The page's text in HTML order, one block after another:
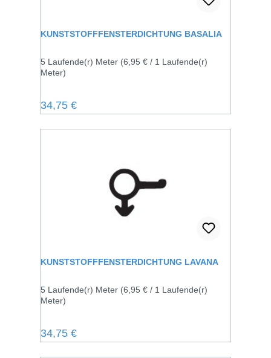
KUNSTSTOFFFENSTERDICHTUNG BASALIA
5 Laufende(r) Meter (6,95 € / 1 Laufende(r)
Meter)
Regulärer Preis:
34,75 €
KUNSTSTOFFFENSTERDICHTUNG LAVANA
5 Laufende(r) Meter (6,95 € / 1 Laufende(r)
Meter)
Regulärer Preis:
34,75 €